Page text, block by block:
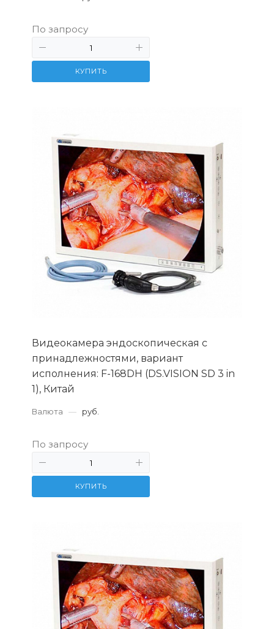
По запросу
КУПИТЬ
Видеокамера эндоскопическая с
принадлежностями, вариант
исполнения: F-168DH (DS.VISION SD 3 in
1), Китай
Валюта — руб.
По запросу
КУПИТЬ